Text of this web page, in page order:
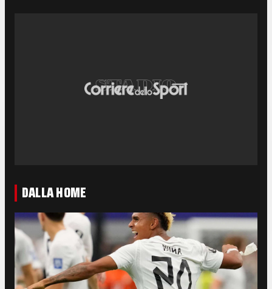
DALLA HOME